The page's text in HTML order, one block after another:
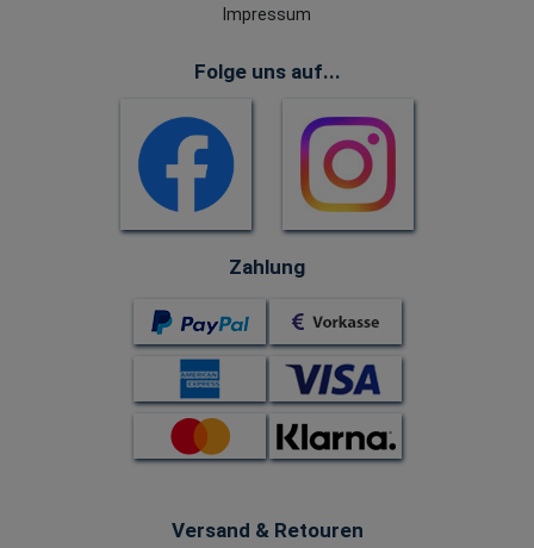
Impressum
Folge uns auf...
Zahlung
Versand & Retouren